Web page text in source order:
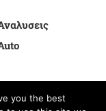
you the best